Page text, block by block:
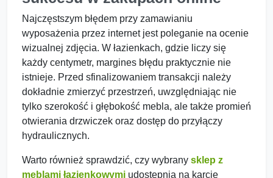
Najczęstszym błędem przy zamawianiu
wyposażenia przez internet jest poleganie na ocenie
wizualnej zdjęcia. W łazienkach, gdzie liczy się
każdy centymetr, margines błędu praktycznie nie
istnieje. Przed sfinalizowaniem transakcji należy
dokładnie zmierzyć przestrzeń, uwzględniając nie
tylko szerokość i głębokość mebla, ale także promień
otwierania drzwiczek oraz dostęp do przyłączy
hydraulicznych.
Warto również sprawdzić, czy wybrany sklep z
meblami łazienkowymi udostępnia na karcie